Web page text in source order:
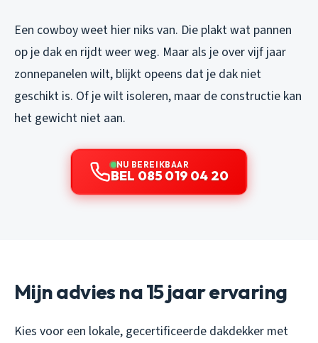
Een cowboy weet hier niks van. Die plakt wat pannen
op je dak en rijdt weer weg. Maar als je over vijf jaar
zonnepanelen wilt, blijkt opeens dat je dak niet
geschikt is. Of je wilt isoleren, maar de constructie kan
het gewicht niet aan.
NU BEREIKBAAR
BEL 085 019 04 20
Mijn advies na 15 jaar ervaring
Kies voor een lokale, gecertificeerde dakdekker met